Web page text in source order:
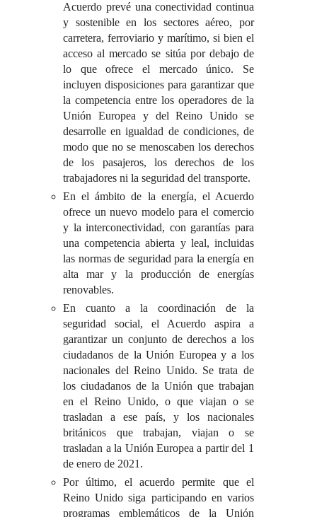
Acuerdo prevé una conectividad continua
y sostenible en los sectores aéreo, por
carretera, ferroviario y marítimo, si bien el
acceso al mercado se sitúa por debajo de
lo que ofrece el mercado único. Se
incluyen disposiciones para garantizar que
la competencia entre los operadores de la
Unión Europea y del Reino Unido se
desarrolle en igualdad de condiciones, de
modo que no se menoscaben los derechos
de los pasajeros, los derechos de los
trabajadores ni la seguridad del transporte.
En el ámbito de la energía, el Acuerdo
ofrece un nuevo modelo para el comercio
y la interconectividad, con garantías para
una competencia abierta y leal, incluidas
las normas de seguridad para la energía en
alta mar y la producción de energías
renovables.
En cuanto a la coordinación de la
seguridad social, el Acuerdo aspira a
garantizar un conjunto de derechos a los
ciudadanos de la Unión Europea y a los
nacionales del Reino Unido. Se trata de
los ciudadanos de la Unión que trabajan
en el Reino Unido, o que viajan o se
trasladan a ese país, y los nacionales
británicos que trabajan, viajan o se
trasladan a la Unión Europea a partir del 1
de enero de 2021.
Por último, el acuerdo permite que el
Reino Unido siga participando en varios
programas emblemáticos de la Unión